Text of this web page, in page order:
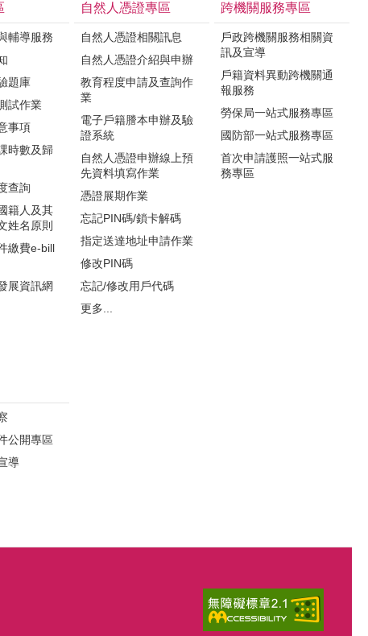
輔導服務
題庫
試作業
事項
時數及歸
查詢
籍人及其
姓名原則
繳費e-bill
展資訊網
自然人憑證專區
自然人憑證相關訊息
自然人憑證介紹與申辦
教育程度申請及查詢作
業
電子戶籍謄本申辦及驗
證系統
自然人憑證申辦線上預
先資料填寫作業
憑證展期作業
忘記PIN碼/鎖卡解碼
指定送達地址申請作業
修改PIN碼
忘記/修改用戶代碼
更多...
跨機關服務專區
戶政跨機關服務相關資
訊及宣導
戶籍資料異動跨機關通
報服務
勞保局一站式服務專區
國防部一站式服務專區
首次申請護照一站式服
務專區
公開專區
導